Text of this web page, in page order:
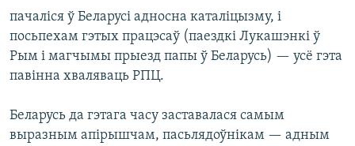
пачаліся ў Беларусі адносна каталіцызму, і
посьпехам гэтых працэсаў (паездкі Лукашэнкі ў
Рым і магчымы прыезд папы ў Беларусь) — усё гэта
павінна хваляваць РПЦ.
Беларусь да гэтага часу заставалася самым
выразным апірышчам, пасьлядоўнікам — адным